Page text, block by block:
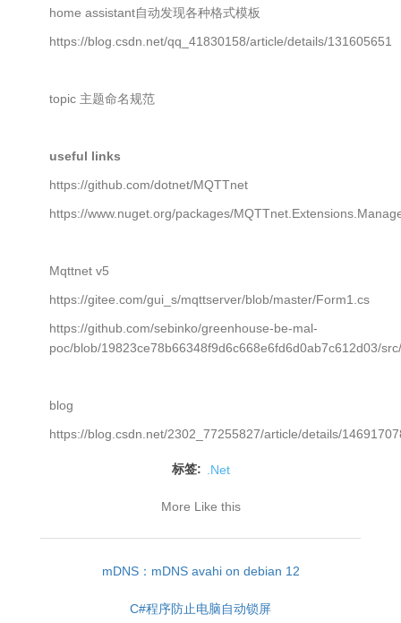
home assistant自动发现各种格式模板
https://blog.csdn.net/qq_41830158/article/details/131605651
topic 主题命名规范
useful links
https://github.com/dotnet/MQTTnet
https://www.nuget.org/packages/
Mqttnet v5
https://gitee.com/gui_s/mqttserver/blob/master/Form1.cs
https://github.com/sebinko/greenhouse-be-mal-
poc/blob/19823ce78b66348f9d6c668e6fd6d0ab7c612d03/
blog
https://blog.csdn.net/2302_77255827/article/details/
标签: .Net
More Like this
mDNS：mDNS avahi on debian 12
C#程序防止电脑自动锁屏